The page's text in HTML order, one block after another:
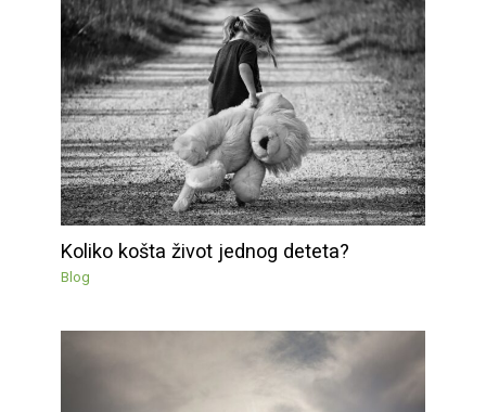
Koliko košta život jednog deteta?
Blog